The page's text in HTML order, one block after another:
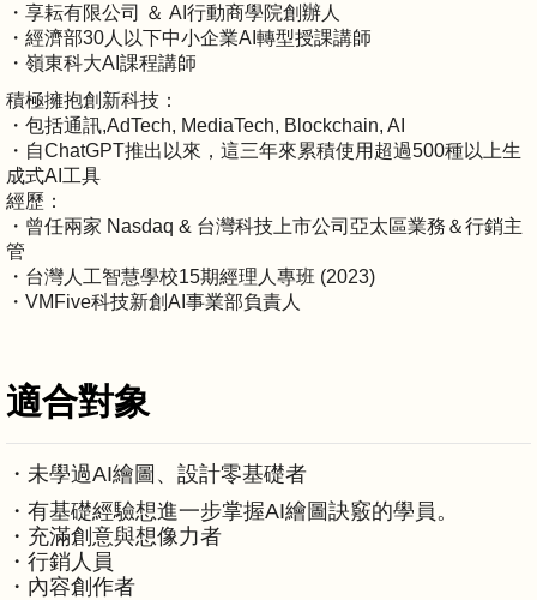
・享耘有限公司 ＆ AI行動商學院創辦人
・經濟部30人以下中小企業AI轉型授課講師
・嶺東科大AI課程講師
積極擁抱創新科技：
・包括通訊,AdTech, MediaTech, Blockchain, AI
・自ChatGPT推出以來，這三年來累積使用超過500種以上生
成式AI工具
經歷：
・曾任兩家 Nasdaq & 台灣科技上市公司亞太區業務＆行銷主
管
・台灣人工智慧學校15期經理人專班 (2023)
・VMFive科技新創AI事業部負責人
適合對象
・未學過AI繪圖、設計零基礎者
・有基礎經驗想進一步掌握AI繪圖訣竅的學員。
・充滿創意與想像力者
・行銷人員
・內容創作者